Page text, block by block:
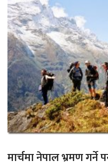
मार्चमा नेपाल भ्रमण